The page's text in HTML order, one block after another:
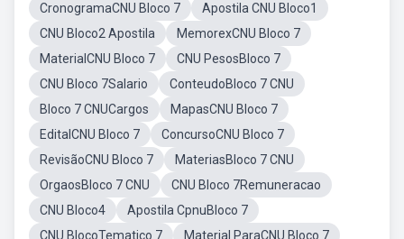
CronogramaCNU Bloco 7
Apostila CNU Bloco1
CNU Bloco2 Apostila
MemorexCNU Bloco 7
MaterialCNU Bloco 7
CNU PesosBloco 7
CNU Bloco 7Salario
ConteudoBloco 7 CNU
Bloco 7 CNUCargos
MapasCNU Bloco 7
EditalCNU Bloco 7
ConcursoCNU Bloco 7
RevisãoCNU Bloco 7
MateriasBloco 7 CNU
OrgaosBloco 7 CNU
CNU Bloco 7Remuneracao
CNU Bloco4
Apostila CpnuBloco 7
CNU BlocoTematico 7
Material ParaCNU Bloco 7